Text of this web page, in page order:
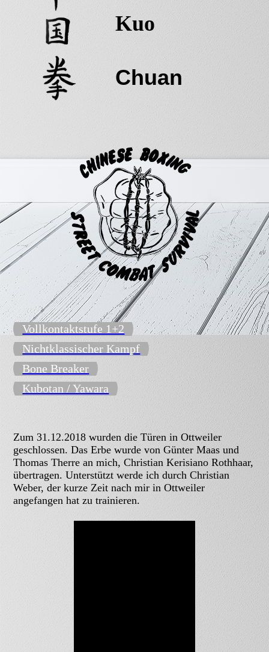
Kuo
Chuan
Vollkontaktstufe 1+2
Nichtklassischer Kampf
Bone Breaker
Kubotan / Yawara
Zum 31.12.2018 wurden die Türen in Ottweiler
geschlossen. Das Erbe wurde vonGünter Maas und
Thomas Therre an mich, Christian Kerisiano Rothhaar,
übertragen. Unterstützt werde ich durch Christian
Weber, der kurze Zeit nach mir in Ottweiler
angefangen hat zu trainieren.